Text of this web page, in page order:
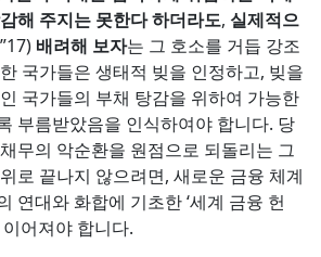
해 주지는 못한다 하더라도, 실제적으
배려해 보자는 그 호소를 거듭 강조
국가들은 생태적 빚을 인정하고, 빚을
국가들의 부채 탕감을 위하여 가능한
부름받았음을 인식하여야 합니다. 당
무의 악순환을 원점으로 되돌리는 그
로 끝나지 않으려면, 새로운 금융 체계
연대와 화합에 기초한 ‘세계 금융 헌
어져야 합니다.